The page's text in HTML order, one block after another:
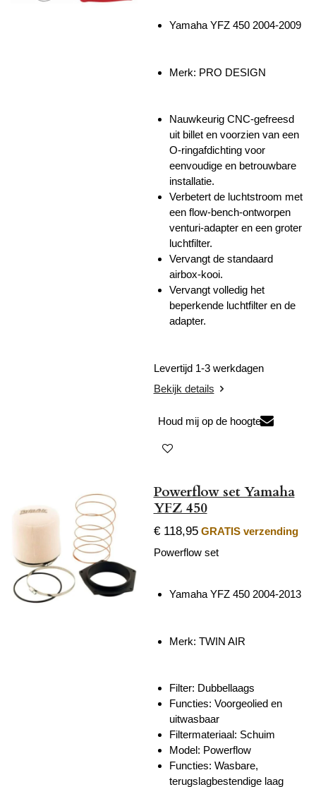
Yamaha YFZ 450 2004-2009
Merk: PRO DESIGN
Nauwkeurig CNC-gefreesd
uit billet en voorzien van een
O-ringafdichting voor
eenvoudige en betrouwbare
installatie.
Verbetert de luchtstroom met
een flow-bench-ontworpen
venturi-adapter en een groter
luchtfilter.
Vervangt de standaard
airbox-kooi.
Vervangt volledig het
beperkende luchtfilter en de
adapter.
Levertijd 1-3 werkdagen
Bekijk details
Houd mij op de hoogte
Powerflow set Yamaha
YFZ 450
€ 118,95 GRATIS verzending
Powerflow set
Yamaha YFZ 450 2004-2013
Merk: TWIN AIR
Filter: Dubbellaags
Functies: Voorgeolied en
uitwasbaar
Filtermateriaal: Schuim
Model: Powerflow
Functies: Wasbare,
terugslagbestendige laag